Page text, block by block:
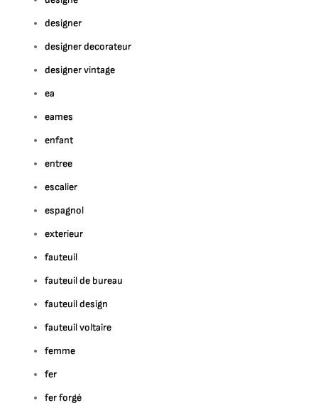
designer
designer decorateur
designer vintage
ea
eames
enfant
entree
escalier
espagnol
exterieur
fauteuil
fauteuil de bureau
fauteuil design
fauteuil voltaire
femme
fer
fer forgé